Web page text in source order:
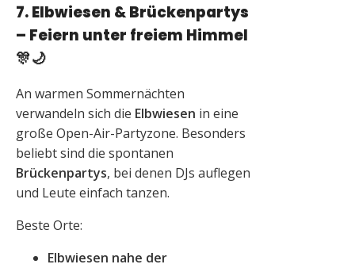
7. Elbwiesen & Brückenpartys
– Feiern unter freiem Himmel
🎊🌙
An warmen Sommernächten
verwandeln sich die Elbwiesen in eine
große Open-Air-Partyzone. Besonders
beliebt sind die spontanen
Brückenpartys, bei denen DJs auflegen
und Leute einfach tanzen.
Beste Orte:
Elbwiesen nahe der